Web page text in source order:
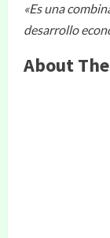
«Es una
desarrollo
About